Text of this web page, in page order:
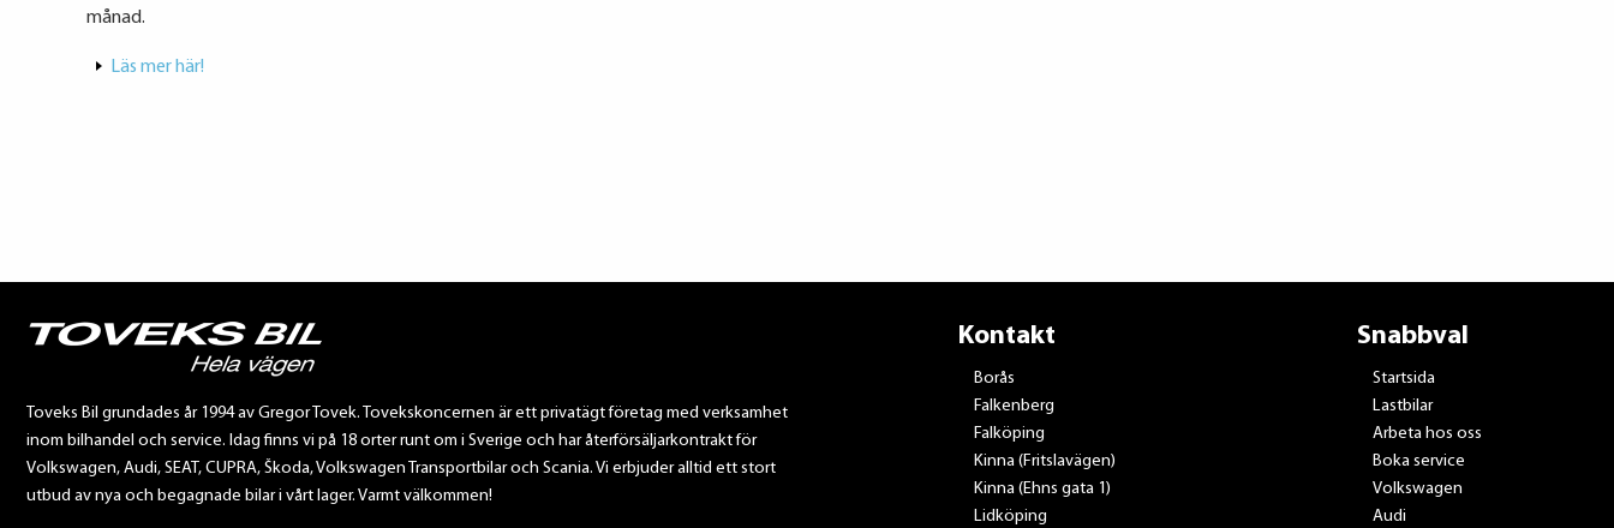
månad.
Läs mer här!
Toveks Bil grundades år 1994 av Gregor Tovek. Tovekskoncernen är ett privatägt företag med verksamhet
inom bilhandel och service. Idag finns vi på 18 orter runt om i Sverige och har återförsäljarkontrakt för
Volkswagen, Audi, SEAT, CUPRA, Škoda, Volkswagen Transportbilar och Scania. Vi erbjuder alltid ett stort
utbud av nya och begagnade bilar i vårt lager. Varmt välkommen!
Kontakt
Borås
Falkenberg
Falköping
Kinna (Fritslavägen)
Kinna (Ehns gata 1)
Lidköping
Snabbval
Startsida
Lastbilar
Arbeta hos oss
Boka service
Volkswagen
Audi